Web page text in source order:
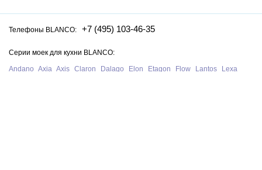
Телефоны BLANCO: +7 (495) 103-46-35
Серии моек для кухни BLANCO:
Andano Axia Axis Claron Dalago Elon Etagon Flow Lantos
Lexa